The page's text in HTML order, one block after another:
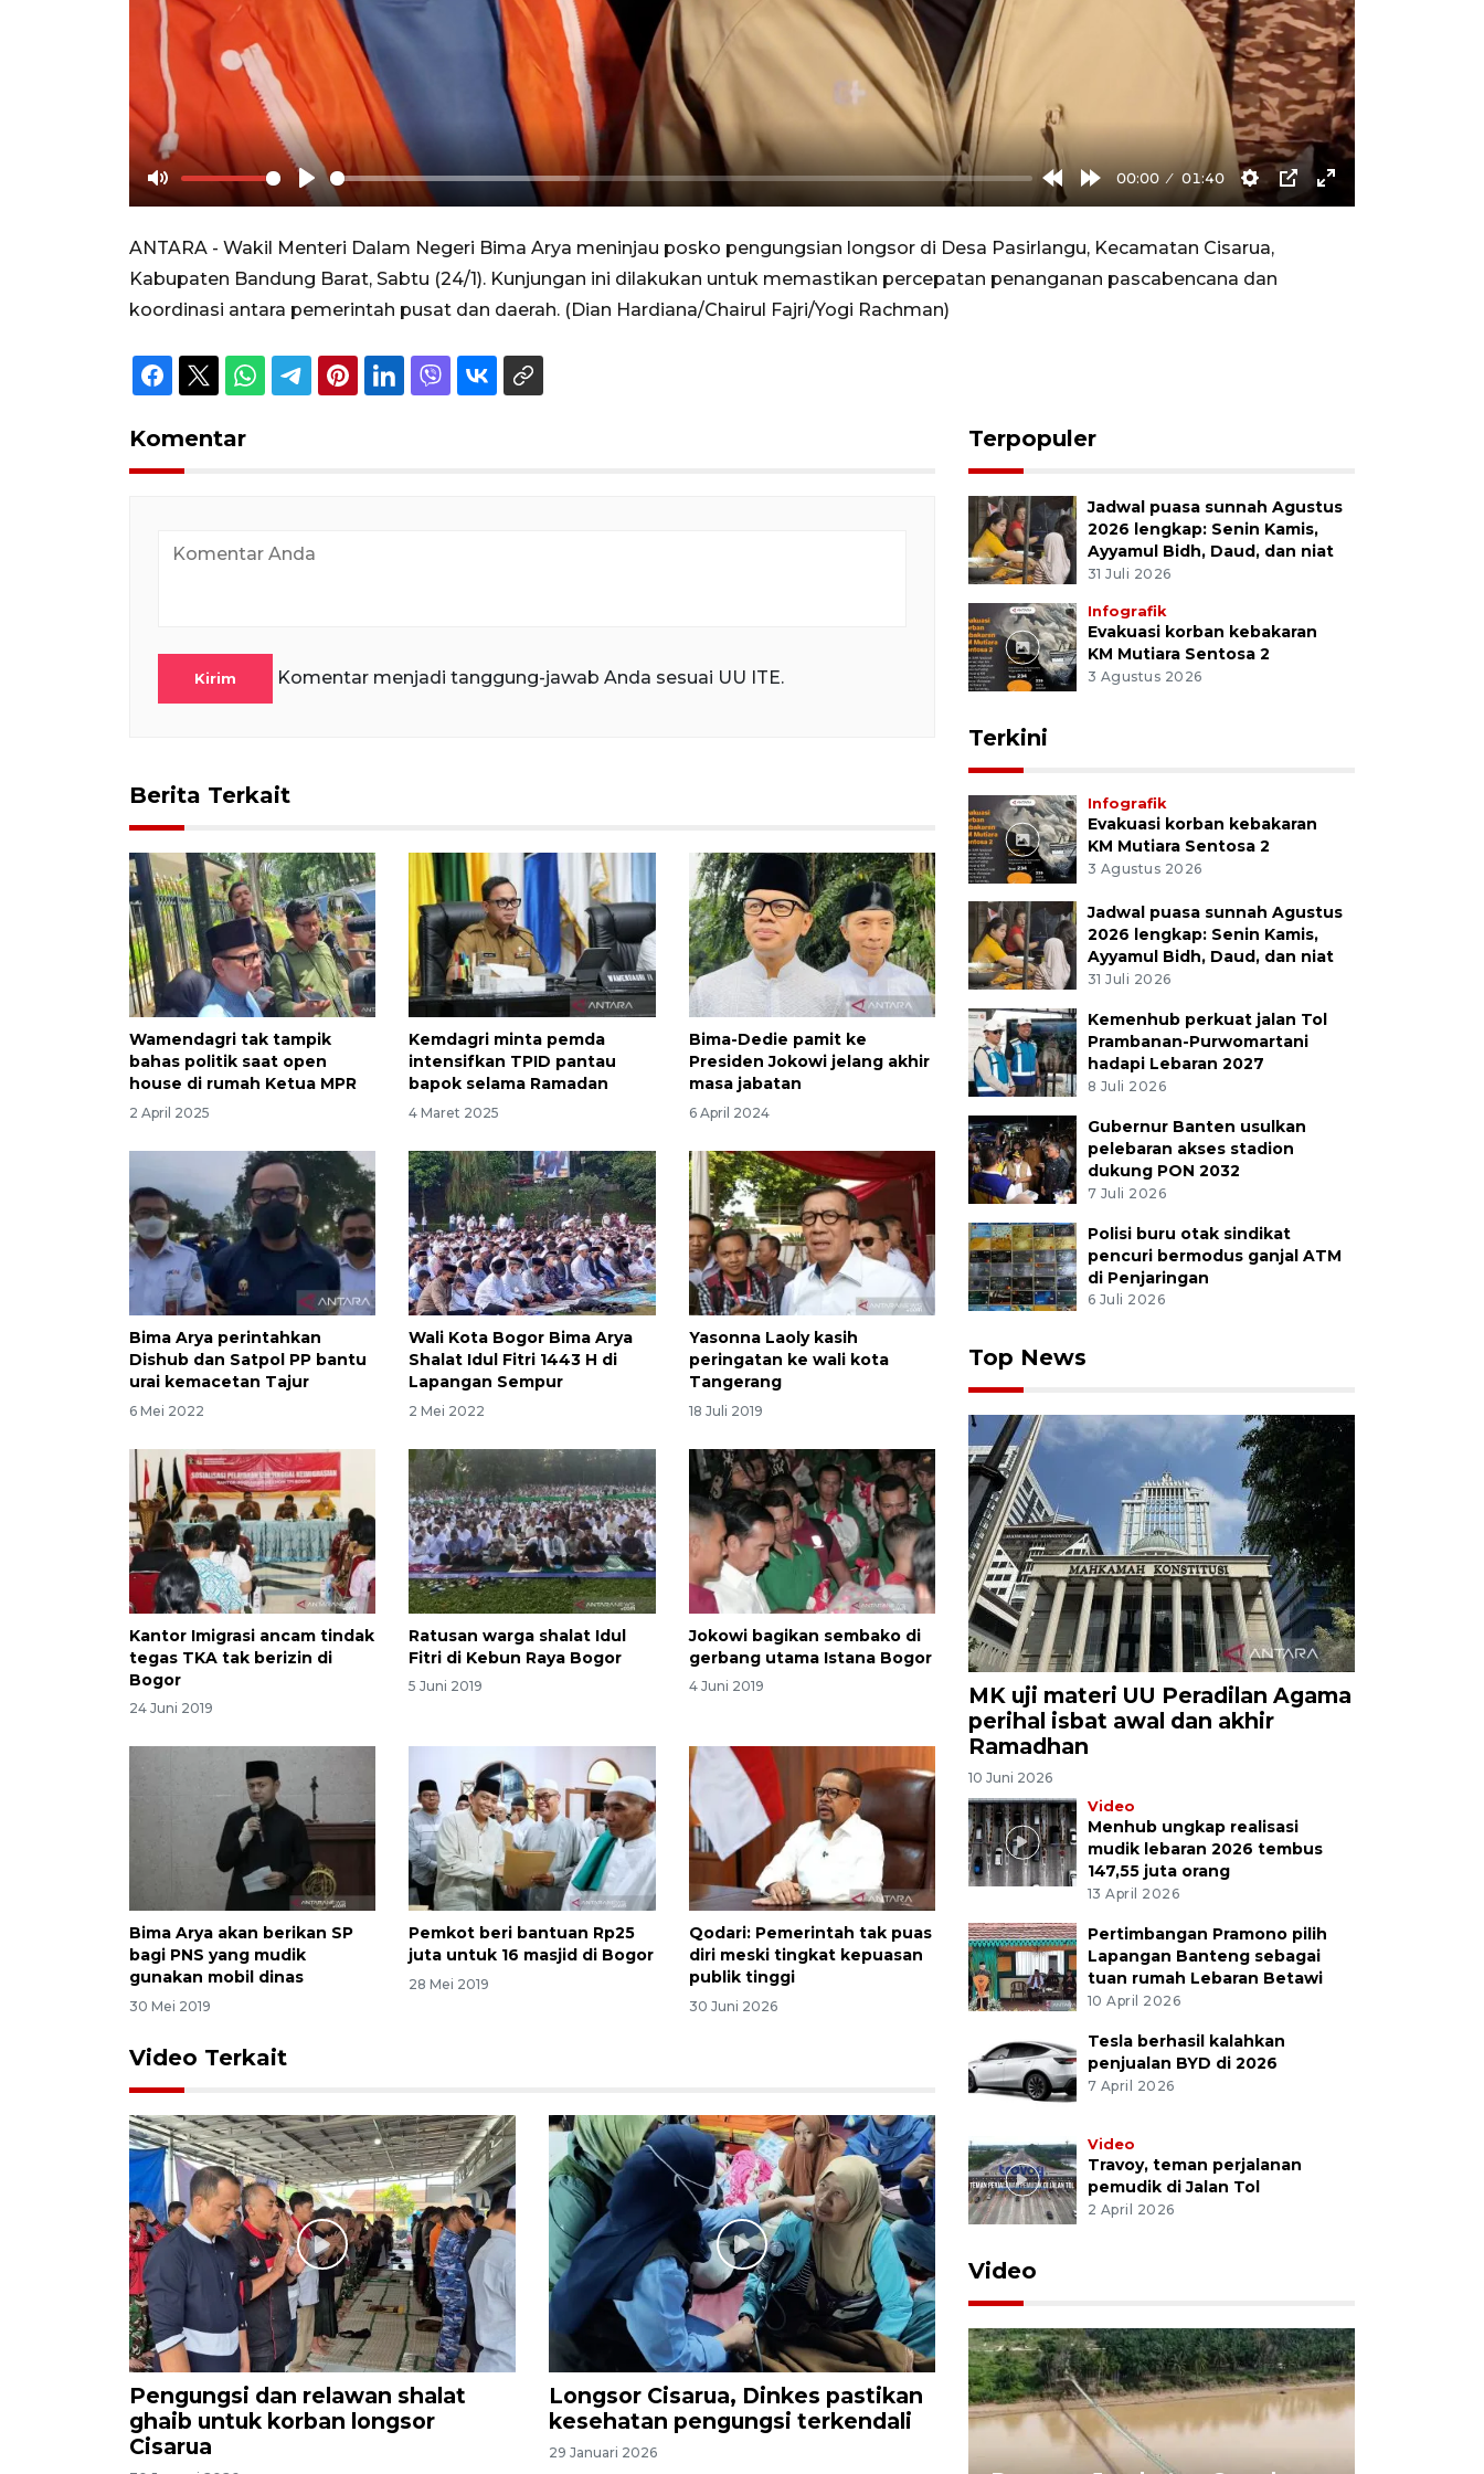
Mute Play
RewindForward
00:00 01:40
Settings
PIP Enter
ANTARA - Wakil Menteri Dalam Negeri Bima Arya meninjau posko pengungsian longsor di Desa Pasirlangu, Kecamatan Cisarua,
Kabupaten Bandung Barat, Sabtu (24/1). Kunjungan ini dilakukan untuk memastikan percepatan penanganan pascabencana dan
koordinasi antara pemerintah pusat dan daerah. (Dian Hardiana/Chairul Fajri/Yogi Rachman)
Komentar
Kirim Komentar menjadi tanggung-jawab Anda sesuai UU ITE.
Berita Terkait
Wamendagri tak tampik
bahas politik saat open
house di rumah Ketua MPR
2 April 2025
Kemdagri minta pemda
intensifkan TPID pantau
bapok selama Ramadan
4 Maret 2025
Bima-Dedie pamit ke
Presiden Jokowi jelang akhir
masa jabatan
6 April 2024
Bima Arya perintahkan
Dishub dan Satpol PP bantu
urai kemacetan Tajur
6 Mei 2022
Wali Kota Bogor Bima Arya
Shalat Idul Fitri 1443 H di
Lapangan Sempur
2 Mei 2022
Yasonna Laoly kasih
peringatan ke wali kota
Tangerang
18 Juli 2019
Kantor Imigrasi ancam tindak
tegas TKA tak berizin di
Bogor
24 Juni 2019
Ratusan warga shalat Idul
Fitri di Kebun Raya Bogor
5 Juni 2019
Jokowi bagikan sembako di
gerbang utama Istana Bogor
4 Juni 2019
Bima Arya akan berikan SP
bagi PNS yang mudik
gunakan mobil dinas
30 Mei 2019
Pemkot beri bantuan Rp25
juta untuk 16 masjid di Bogor
28 Mei 2019
Qodari: Pemerintah tak puas
diri meski tingkat kepuasan
publik tinggi
30 Juni 2026
Video Terkait
Pengungsi dan relawan shalat
ghaib untuk korban longsor
Cisarua
Longsor Cisarua, Dinkes pastikan
kesehatan pengungsi terkendali
29 Januari 2026
Terpopuler
Jadwal puasa sunnah Agustus
2026 lengkap: Senin Kamis,
Ayyamul Bidh, Daud, dan niat
31 Juli 2026
Infografik
Evakuasi korban kebakaran
KM Mutiara Sentosa 2
3 Agustus 2026
Terkini
Infografik
Evakuasi korban kebakaran
KM Mutiara Sentosa 2
3 Agustus 2026
Jadwal puasa sunnah Agustus
2026 lengkap: Senin Kamis,
Ayyamul Bidh, Daud, dan niat
31 Juli 2026
Kemenhub perkuat jalan Tol
Prambanan-Purwomartani
hadapi Lebaran 2027
8 Juli 2026
Gubernur Banten usulkan
pelebaran akses stadion
dukung PON 2032
7 Juli 2026
Polisi buru otak sindikat
pencuri bermodus ganjal ATM
di Penjaringan
6 Juli 2026
Top News
MK uji materi UU Peradilan Agama
perihal isbat awal dan akhir
Ramadhan
10 Juni 2026
Video
Menhub ungkap realisasi
mudik lebaran 2026 tembus
147,55 juta orang
13 April 2026
Pertimbangan Pramono pilih
Lapangan Banteng sebagai
tuan rumah Lebaran Betawi
10 April 2026
Tesla berhasil kalahkan
penjualan BYD di 2026
7 April 2026
Video
Travoy, teman perjalanan
pemudik di Jalan Tol
2 April 2026
Video